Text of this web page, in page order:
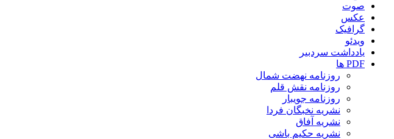
صوت
عکس
گرافیک
ویدئو
یادداشت سردبیر
PDF ها
روزنامه نهضت شمال
روزنامه نقش قلم
روزنامه جویبار
نشریه نخبگان فردا
نشریه آفاق
نشریه حکیم باشی